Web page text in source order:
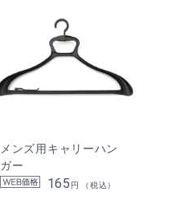
メンズ用キャリーハン
ガー
165 円 （税込）